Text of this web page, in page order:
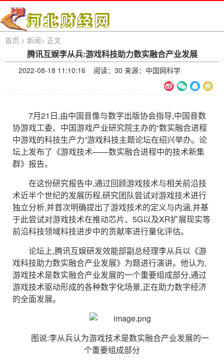
首页 > 新闻> 正文
腾讯互娱李从兵:游戏科技助力数实融合产业发展
2022-08-18 11:10:16 阅读： 30 来源：中国网科学
7月21日,由中国音像与数字出版协会指导,中国音数
协游戏工委、中国游戏产业研究院主办的“数实融合进程
中游戏的科技生产力”游戏科技主题论坛在绍兴举办。论
坛上发布了《游戏技术——数实融合进程中的技术新集
群》报告。
在这份研究报告中,通过回顾游戏技术与相关前沿技
术近半个世纪的发展历程,研究团队尝试对游戏技术进行
独立分析,并首次明确提出了游戏技术的定义与内涵,并基
于此尝试对游戏技术在推动芯片、5G以及XR扩展现实等
前沿科技领域科技进步中的贡献率进行量化评估。
论坛上,腾讯互娱研发效能部副总经理李从兵以《游
戏科技助力数实融合产业发展》为题进行演讲。他认为,
游戏技术是数实融合产业发展的一个重要组成部分,通过
游戏技术驱动形成的各种数字化场景,正在助力数字经济
的全面发展。
图说:李从兵认为游戏技术是数实融合产业发展的一
个重要组成部分